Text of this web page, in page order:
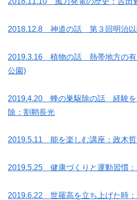
2018.12.8 神道の話 第３回明治以
2019.3.16 植物の話 熱帯地方の有
公園)
2019.4.20 蜂の巣駆除の話 経験を
除：割鞘長光
2019.5.11 能を楽しむ講座：政木哲
2019.5.25 健康づくりと運動習慣
2019.6.22 世羅高を立ち上げた時